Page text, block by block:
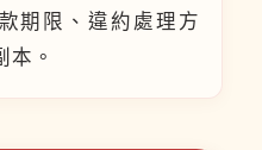
期限、違約處理方
本。